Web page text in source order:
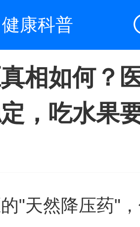
健康科普
相如何？
，吃水果
"天然降压药"